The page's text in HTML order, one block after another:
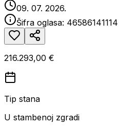
09. 07. 2026.
Šifra oglasa: 46586141114
216.293,00 €
Tip stana
U stambenoj zgradi